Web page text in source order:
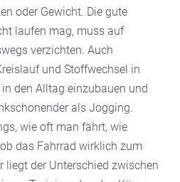
oder Gewicht. Die gute
laufen mag, muss auf
verzichten. Auch
und Stoffwechsel in
den Alltag einzubauen und
als Jogging.
wie oft man fährt, wie
das Fahrrad wirklich zum
liegt der Unterschied zwischen